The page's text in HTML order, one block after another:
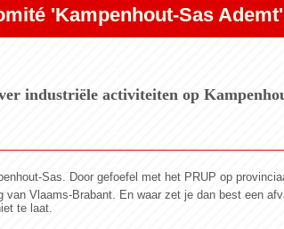
'Kampenhout-Sas Ademt'
industriële activiteiten op
Sas. Door gefoefel met het PRUP op
Vlaams-Brabant. En waar zet je dan best een
te laat.